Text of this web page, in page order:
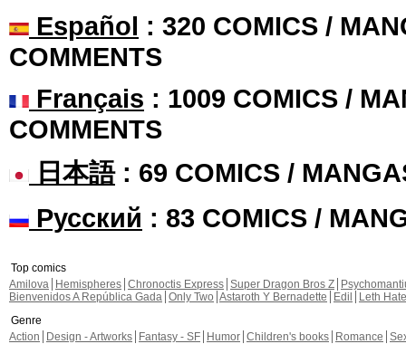
Español : 320 COMICS /
COMMENTS
Français : 1009 COMICS /
COMMENTS
日本語: 69 COMICS /
Русский : 83 COMICS /
Top comics
Amilova
Hemispheres Chronoctis Express Super Dragon Bros Z
Bienvenidos A República Gada Only Two Astaroth Y Bernadette Edil
Leth Hate
Genre
Action
Design - Artworks Fantasy - SF Humor Children's books Romance